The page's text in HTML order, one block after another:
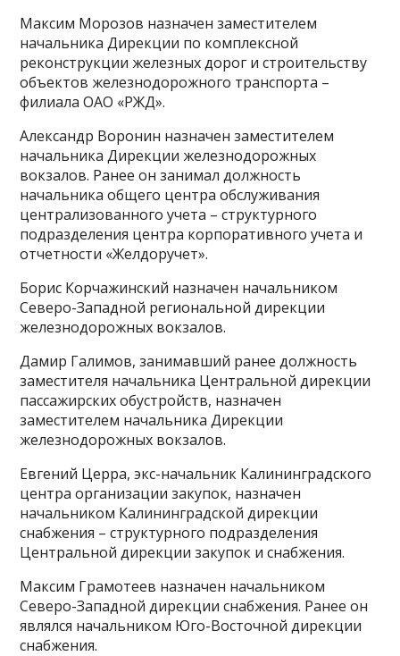
Максим Морозов назначен заместителем
начальника Дирекции по комплексной
реконструкции железных дорог и строительству
объектов железнодорожного транспорта –
филиала ОАО «РЖД».
Александр Воронин назначен заместителем
начальника Дирекции железнодорожных
вокзалов. Ранее он занимал должность
начальника общего центра обслуживания
централизованного учета – структурного
подразделения центра корпоративного учета и
отчетности «Желдоручет».
Борис Корчажинский назначен начальником
Северо-Западной региональной дирекции
железнодорожных вокзалов.
Дамир Галимов, занимавший ранее должность
заместителя начальника Центральной дирекции
пассажирских обустройств, назначен
заместителем начальника Дирекции
железнодорожных вокзалов.
Евгений Церра, экс-начальник Калининградского
центра организации закупок, назначен
начальником Калининградской дирекции
снабжения – структурного подразделения
Центральной дирекции закупок и снабжения.
Максим Грамотеев назначен начальником
Северо-Западной дирекции снабжения. Ранее он
являлся начальником Юго-Восточной дирекции
снабжения.